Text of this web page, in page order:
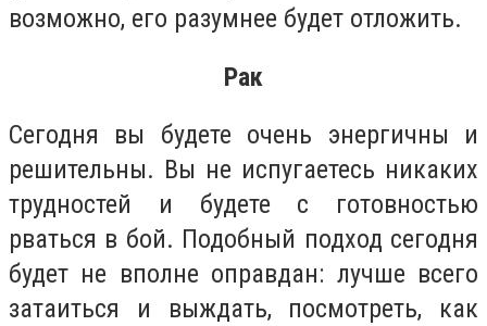
возможно, его разумнее будет отложить.
Рак
Сегодня вы будете очень энергичны и
решительны. Вы не испугаетесь никаких
трудностей и будете с готовностью
рваться в бой. Подобный подход сегодня
будет не вполне оправдан: лучше всего
затаиться и выждать, посмотреть, как